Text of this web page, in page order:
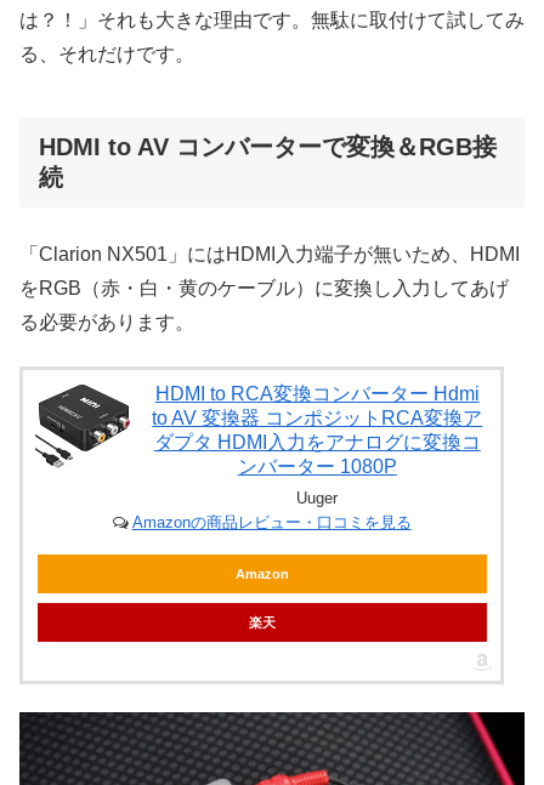
は？！」それも大きな理由です。無駄に取付けて試してみ
る、それだけです。
HDMI to AV コンバーターで変換＆RGB接
続
「Clarion NX501」にはHDMI入力端子が無いため、HDMI
をRGB（赤・白・黄のケーブル）に変換し入力してあげ
る必要があります。
HDMI to RCA変換コンバーター Hdmi
to AV 変換器 コンポジットRCA変換ア
ダプタ HDMI入力をアナログに変換コ
ンバーター 1080P
Uuger
Amazonの商品レビュー・口コミを見る
Amazon
楽天